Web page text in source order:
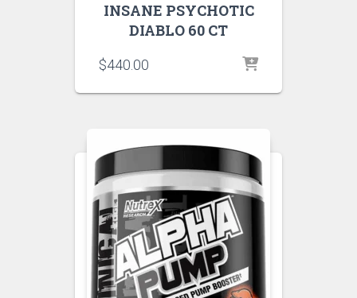
INSANE PSYCHOTIC
DIABLO 60 CT
$440.00